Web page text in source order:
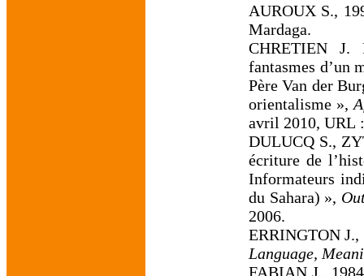
AUROUX S.,
Mardaga.
CHRETIEN J.
fantasmes d’un
Père Van der
orientalisme »,
avril 2010, URL
DULUCQ S.,
écriture de
Informateurs
du Sahara) »,
2006.
ERRINGTON
Language,
FABIAN J.,